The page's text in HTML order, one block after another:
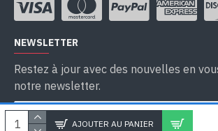
AJOUTER AU PANIER
NEWSLETTER
Restez à jour avec des nouvelles en
notre newsletter.